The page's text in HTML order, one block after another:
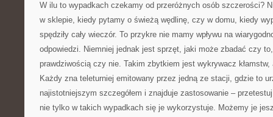
W ilu to wypadkach czekamy od przeróżnych osób szczerości?
w sklepie, kiedy pytamy o świeżą wędlinę, czy w domu, kiedy
spędziły cały wieczór. To przykre nie mamy wpływu na
odpowiedzi. Niemniej jednak jest sprzęt, jaki może zbadać czy
prawdziwością czy nie. Takim zbytkiem jest wykrywacz kłamstw,
Każdy zna teleturniej emitowany przez jedną ze stacji, gdzie to
najistotniejszym szczegółem i znajduje zastosowanie –
nie tylko w takich wypadkach się je wykorzystuje. Możemy je